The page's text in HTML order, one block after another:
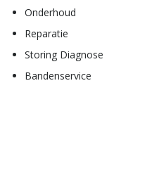
Onderhoud
Reparatie
Storing Diagnose
Bandenservice